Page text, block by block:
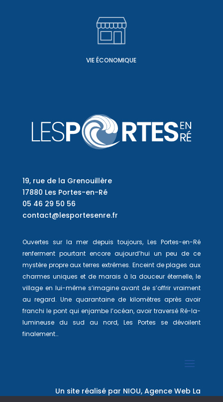
VIE ÉCONOMIQUE
19, rue de la Grenouillère
17880 Les Portes-en-Ré
05 46 29 50 56
contact@lesportesenre.fr
Ouvertes sur la mer depuis toujours, Les Portes-en-Ré
renferment pourtant encore aujourd’hui un peu de ce
mystère propre aux terres extrêmes. Enceint de plages aux
charmes uniques et de marais à la douceur éternelle, le
village en lui-même s’imagine avant de s’offrir vraiment
au regard. Une quarantaine de kilomètres après avoir
franchi le pont qui enjambe l’océan, avoir traversé Ré-la-
lumineuse du sud au nord, Les Portes se dévoilent
finalement…
Un site réalisé par NIOU, Agence Web La